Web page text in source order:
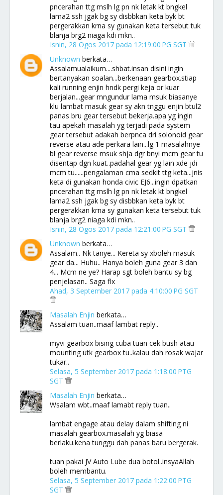
pncerahan ttg mslh lg pn nk letak kt bngkel
lama2 ssh jgak bg sy disbbkan keta byk bt
pergerakkan krna sy gunakan keta tersebut tuk
blanja brg2 niaga kdi mkn..
Isnin, 28 Ogos 2017 pada 12:19:00 PG SGT
Unknown berkata…
Assalamualaikum....shbat.insan disini ingin
bertanyakan soalan...berkenaan gearbox.stiap
kali running enjin hndk pergi keja or kuar
berjalan...gear mngundur lama msuk biasanye
klu lambat masuk gear sy akn tnggu enjin btul2
panas bru gear tersebut bekerja.apa yg ingin
tau apekah masalah yg terjadi pada system
gear tersebut adakah berpnca dri solonoid gear
reverse atau ade perkara lain...lg 1 masalahnye
bl gear reverse msuk shja dgr bnyi mcm gear tu
disentap dgn kuat..padahal gear yg lain xde jdi
mcm tu......pengalaman cma sedkit ttg keta...jnis
keta di gunakan honda civic EJ6...ingin dpatkan
pncerahan ttg mslh lg pn nk letak kt bngkel
lama2 ssh jgak bg sy disbbkan keta byk bt
pergerakkan krna sy gunakan keta tersebut tuk
blanja brg2 niaga kdi mkn..
Isnin, 28 Ogos 2017 pada 12:21:00 PG SGT
Unknown berkata…
Assalam.. Nk tanye... Kereta sy xboleh masuk
gear da... Huhu.. Hanya boleh guna gear 3 dan
4... Mcm ne ye? Harap sgt boleh bantu sy bg
penjelasan.. Saga flx
Ahad, 3 September 2017 pada 4:10:00 PG SGT
Masalah Enjin berkata…
Assalam tuan..maaf lambat reply..
myvi gearbox bising cuba tuan cek bush atau
mounting utk gearbox tu..kalau dah rosak wajar
tukar..
Selasa, 5 September 2017 pada 1:18:00 PTG
SGT
Masalah Enjin berkata…
Wsalam wbt..maaf lamabt reply tuan..
lambat engage atau delay dalam shifting ni
masalah gearbox.masalah yg biasa
berlaku.kena tunggu dah panas baru bergerak.
tuan pakai JV Auto Lube dua botol..insyaAllah
boleh membantu.
Selasa, 5 September 2017 pada 1:22:00 PTG
SGT